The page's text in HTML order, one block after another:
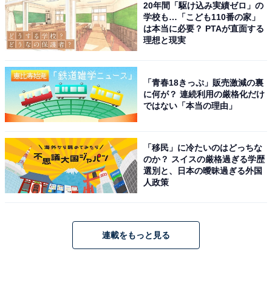
20年間「駆け込み実績ゼロ」の
学校も…「こども110番の家」
は本当に必要？ PTAが直面する
理想と現実
「青春18きっぷ」販売激減の裏
に何が？ 連続利用の厳格化だけ
ではない「本当の理由」
「移民」に冷たいのはどっちな
のか？ スイスの厳格過ぎる学歴
選別と、日本の曖昧過ぎる外国
人政策
連載をもっと見る